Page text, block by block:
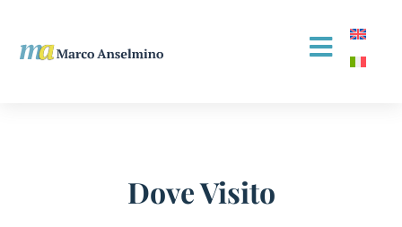
Dove Visito